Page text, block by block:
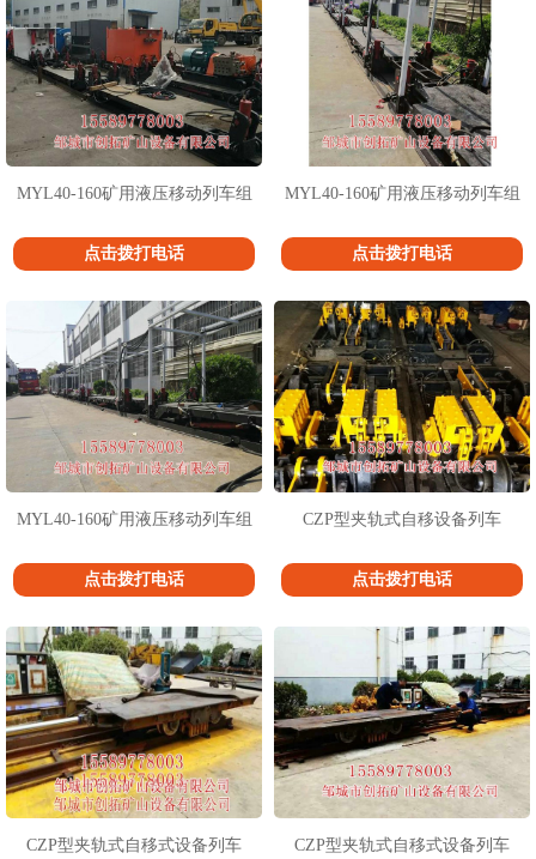
MYL40-160矿用液压移动列车组
点击拨打电话
MYL40-160矿用液压移动列车组
点击拨打电话
MYL40-160矿用液压移动列车组
点击拨打电话
CZP型夹轨式自移设备列车
点击拨打电话
CZP型夹轨式自移式设备列车 CZP型夹轨式自移式设备列车